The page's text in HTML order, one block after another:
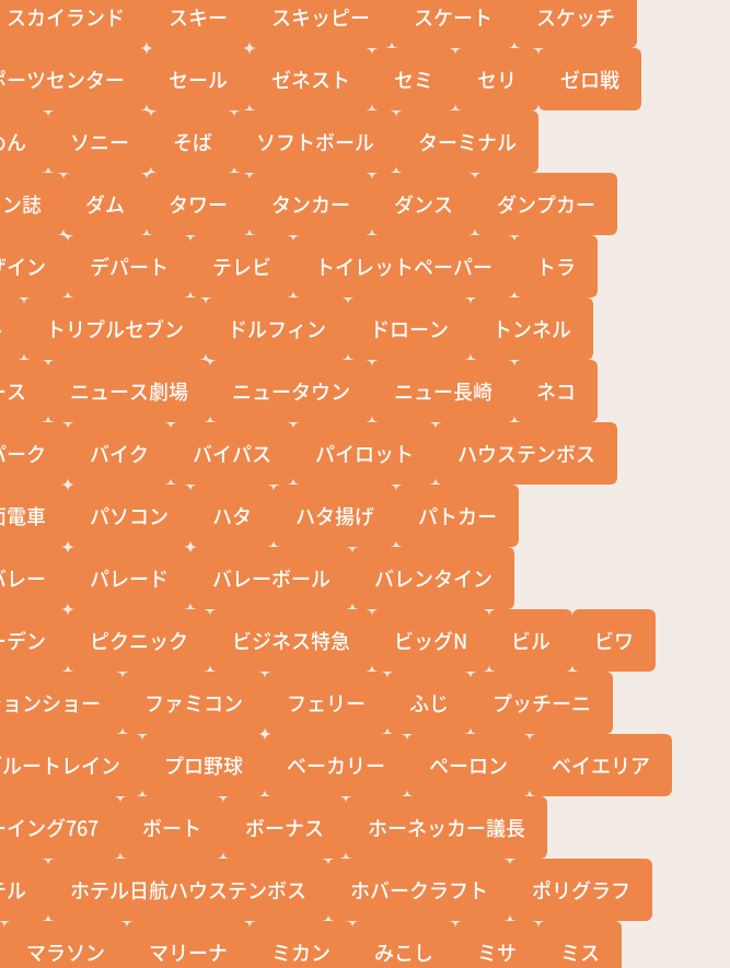
スカイランド スキー スキッピー スケート スケッチ
ーツセンター セール ゼネスト セミ セリ ゼロ戦
ん ソニー そば ソフトボール ターミナル
誌 ダム タワー タンカー ダンス ダンプカー
イン デパート テレビ トイレットペーパー トラ
トリプルセブン ドルフィン ドローン トンネル
ス ニュース劇場 ニュータウン ニュー長崎 ネコ
ク バイク バイパス パイロット ハウステンボス
電車 パソコン ハタ ハタ揚げ パトカー
レー パレード バレーボール バレンタイン
デン ピクニック ビジネス特急 ビッグN ビル ビワ
ンショー ファミコン フェリー ふじ プッチーニ
ートレイン プロ野球 ベーカリー ペーロン ベイエリア
イング767 ボート ボーナス ホーネッカー議長
ル ホテル日航ハウステンボス ホバークラフト ポリグラフ
マラソン マリーナ ミカン みこし ミサ ミス